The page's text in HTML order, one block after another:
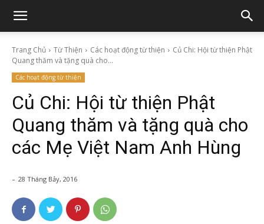
Trang Chủ Từ Thiện Các hoạt động từ thiện
Củ Chi: Hội từ thiện Phật
Quang thăm và tặng quà cho...
Các hoạt động từ thiện
Củ Chi: Hội từ thiện Phật
Quang thăm và tặng quà cho
các Mẹ Việt Nam Anh Hùng
- 28 Tháng Bảy, 2016